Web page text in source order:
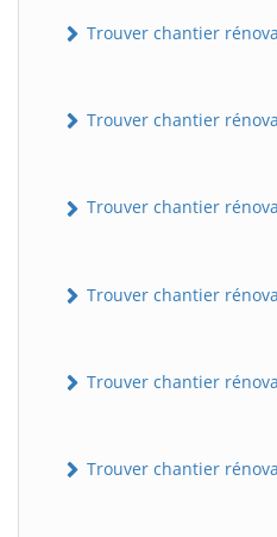
Trouver chantier
Trouver chantier
Trouver chantier
Trouver chantier
Trouver chantier
Trouver chantier